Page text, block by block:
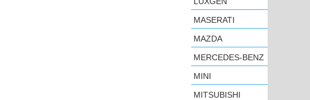
MASERATI
MAZDA
MERCEDES-BENZ
MINI
MITSUBISHI